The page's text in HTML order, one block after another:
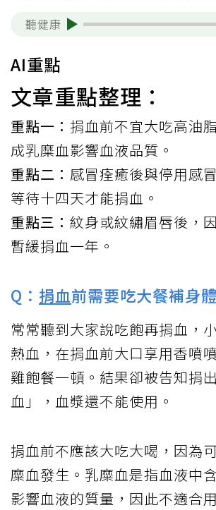
聽健康
AI重點
文章重點整理：
重點一： 捐血前不宜大吃高油
成乳糜血影響血液品質。
重點二： 感冒痊癒後與停用感
等待十四天才能捐血。
重點三： 紋身或紋繡眉唇後，
暫緩捐血一年。
Q： 捐血前需要吃大餐補身
常常聽到大家說吃飽再捐血，
熱血，在捐血前大口享用香噴
雞飽餐一頓。結果卻被告知捐
血」，血漿還不能使用。
捐血前不應該大吃大喝，因為
糜血發生。乳糜血是指血液中
影響血液的質量，因此不適合